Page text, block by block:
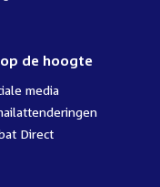
de hoogte
media
Direct